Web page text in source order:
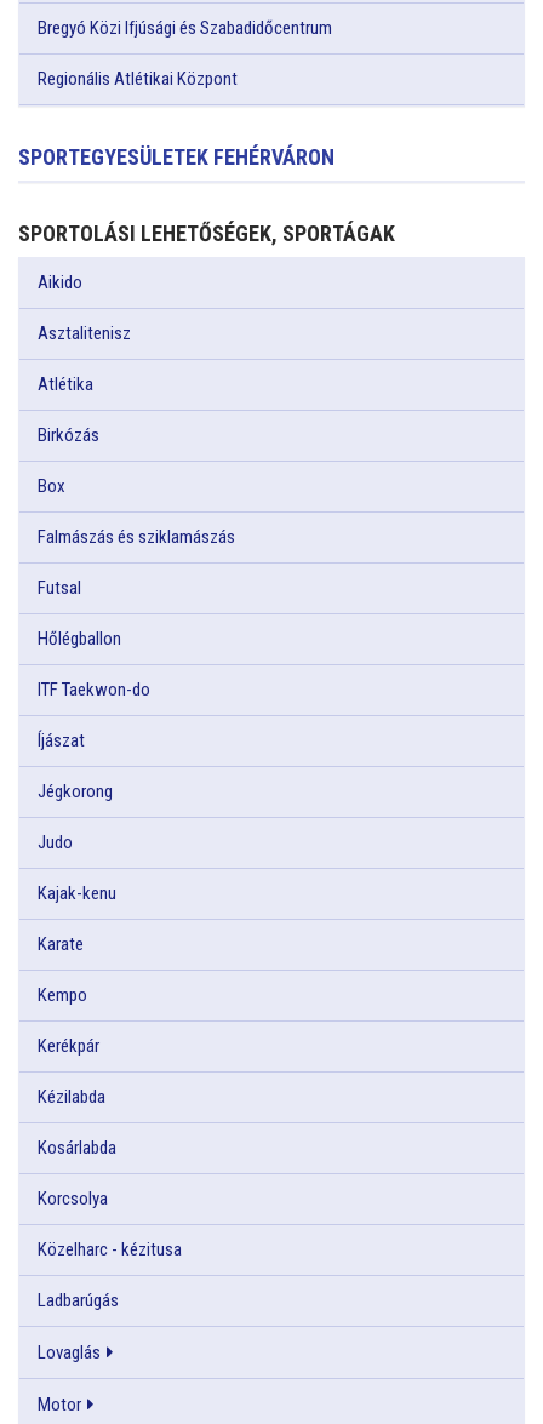
Bregyó Közi Ifjúsági és Szabadidőcentrum
Regionális Atlétikai Központ
SPORTEGYESÜLETEK FEHÉRVÁRON
SPORTOLÁSI LEHETŐSÉGEK, SPORTÁGAK
Aikido
Asztalitenisz
Atlétika
Birkózás
Box
Falmászás és sziklamászás
Futsal
Hőlégballon
ITF Taekwon-do
Íjászat
Jégkorong
Judo
Kajak-kenu
Karate
Kempo
Kerékpár
Kézilabda
Kosárlabda
Korcsolya
Közelharc - kézitusa
Ladbarúgás
Lovaglás
Motor